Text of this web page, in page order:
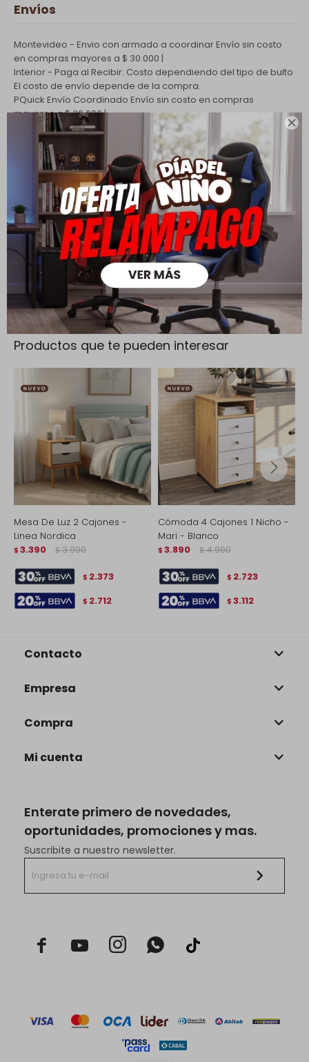

Envíos
Montevideo - Envio con armado a coordinarEnvío sin costo
en compras mayores a $ 30.000 |
Interior - Paga al Recibir: Costo dependiendo del tipo de bulto
El costo de envío depende de la compra.
PQuick Envío Coordinado Envío sin costo en compras
mayores a $ 30.000 |
Cambios y Devoluciones
Todas las compras realizadas tienen un plazo de 5 días para
su cambio.
Ver mas
Medios de pago
Productos que te pueden interesar
Mesa De Luz 2 Cajones -
Linea Nordica
$ 3.390 $ 3.990
$ 2.373
$ 2.712
Cómoda 4 Cajones 1 Nicho -
Mari - Blanco
$ 3.890 $ 4.990
$ 2.723
$ 3.112
Enterate primero de novedades,
oportunidades, promociones y mas.
Suscribite a nuestro newsletter.
  
Contacto
Empresa
Compra
Mi cuenta